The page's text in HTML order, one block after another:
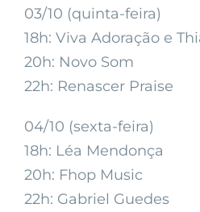
03/10 (quinta-feira)
18h: Viva Adoração e
20h: Novo Som
22h: Renascer Praise
04/10 (sexta-feira)
18h: Léa Mendonça
20h: Fhop Music
22h: Gabriel Guedes